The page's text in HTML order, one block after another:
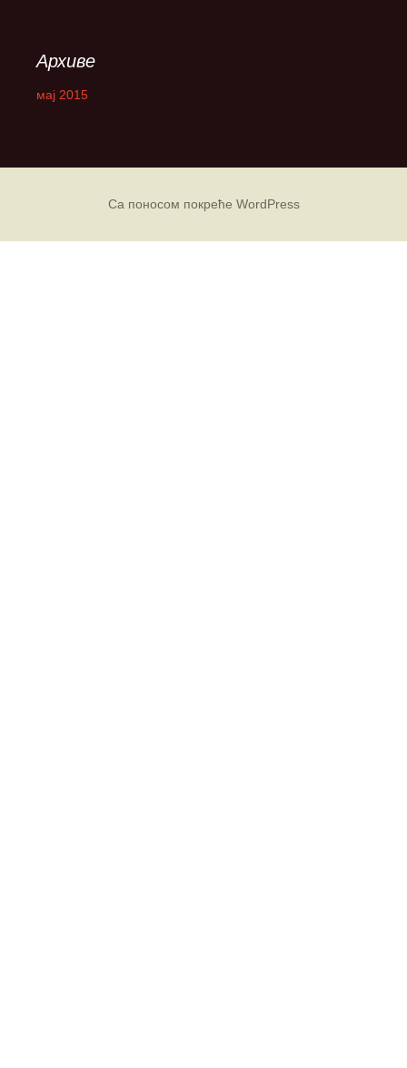
Архиве
мај 2015
Са поносом покреће WordPress